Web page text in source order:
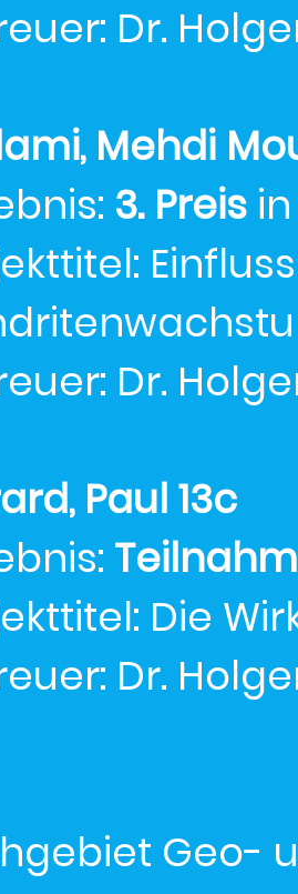
Dr.
Mehdi
3. Preis
Dr.
Paul 13c
Die
Dr.
Geo-